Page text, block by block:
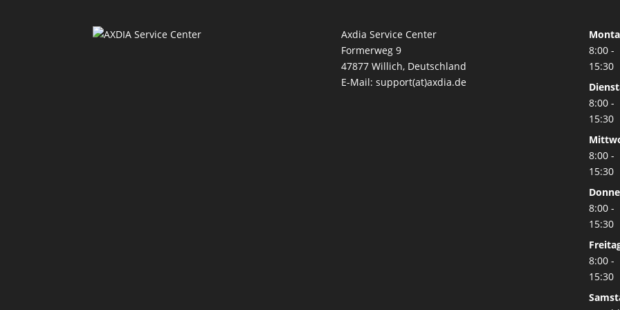
Axdia Service Center
Formerweg 9
47877 Willich, Deutschland
E-Mail: support(at)axdia.de
8:00 -
15:30
8:00 -
15:30
8:00 -
15:30
8:00 -
15:30
8:00 -
15:30